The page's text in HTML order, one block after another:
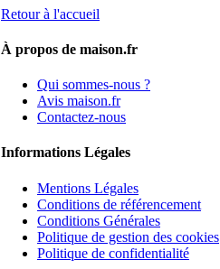
Retour à l'accueil
À propos de maison.fr
Qui sommes-nous ?
Avis maison.fr
Contactez-nous
Informations Légales
Mentions Légales
Conditions de référencement
Conditions Générales
Politique de gestion des cookies
Politique de confidentialité